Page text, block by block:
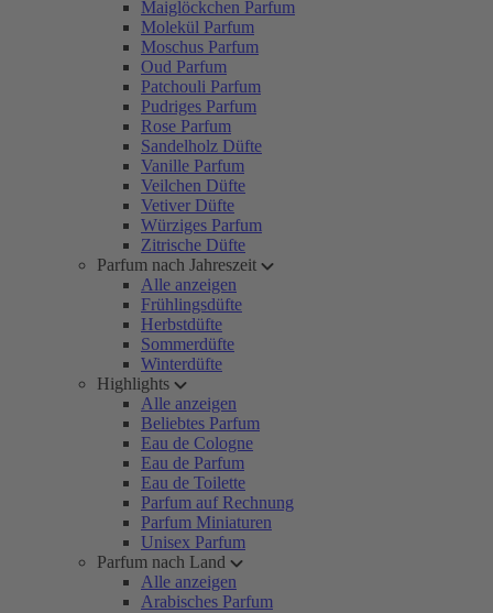
Maiglöckchen Parfum
Molekül Parfum
Moschus Parfum
Oud Parfum
Patchouli Parfum
Pudriges Parfum
Rose Parfum
Sandelholz Düfte
Vanille Parfum
Veilchen Düfte
Vetiver Düfte
Würziges Parfum
Zitrische Düfte
Parfum nach Jahreszeit
Alle anzeigen
Frühlingsdüfte
Herbstdüfte
Sommerdüfte
Winterdüfte
Highlights
Alle anzeigen
Beliebtes Parfum
Eau de Cologne
Eau de Parfum
Eau de Toilette
Parfum auf Rechnung
Parfum Miniaturen
Unisex Parfum
Parfum nach Land
Alle anzeigen
Arabisches Parfum